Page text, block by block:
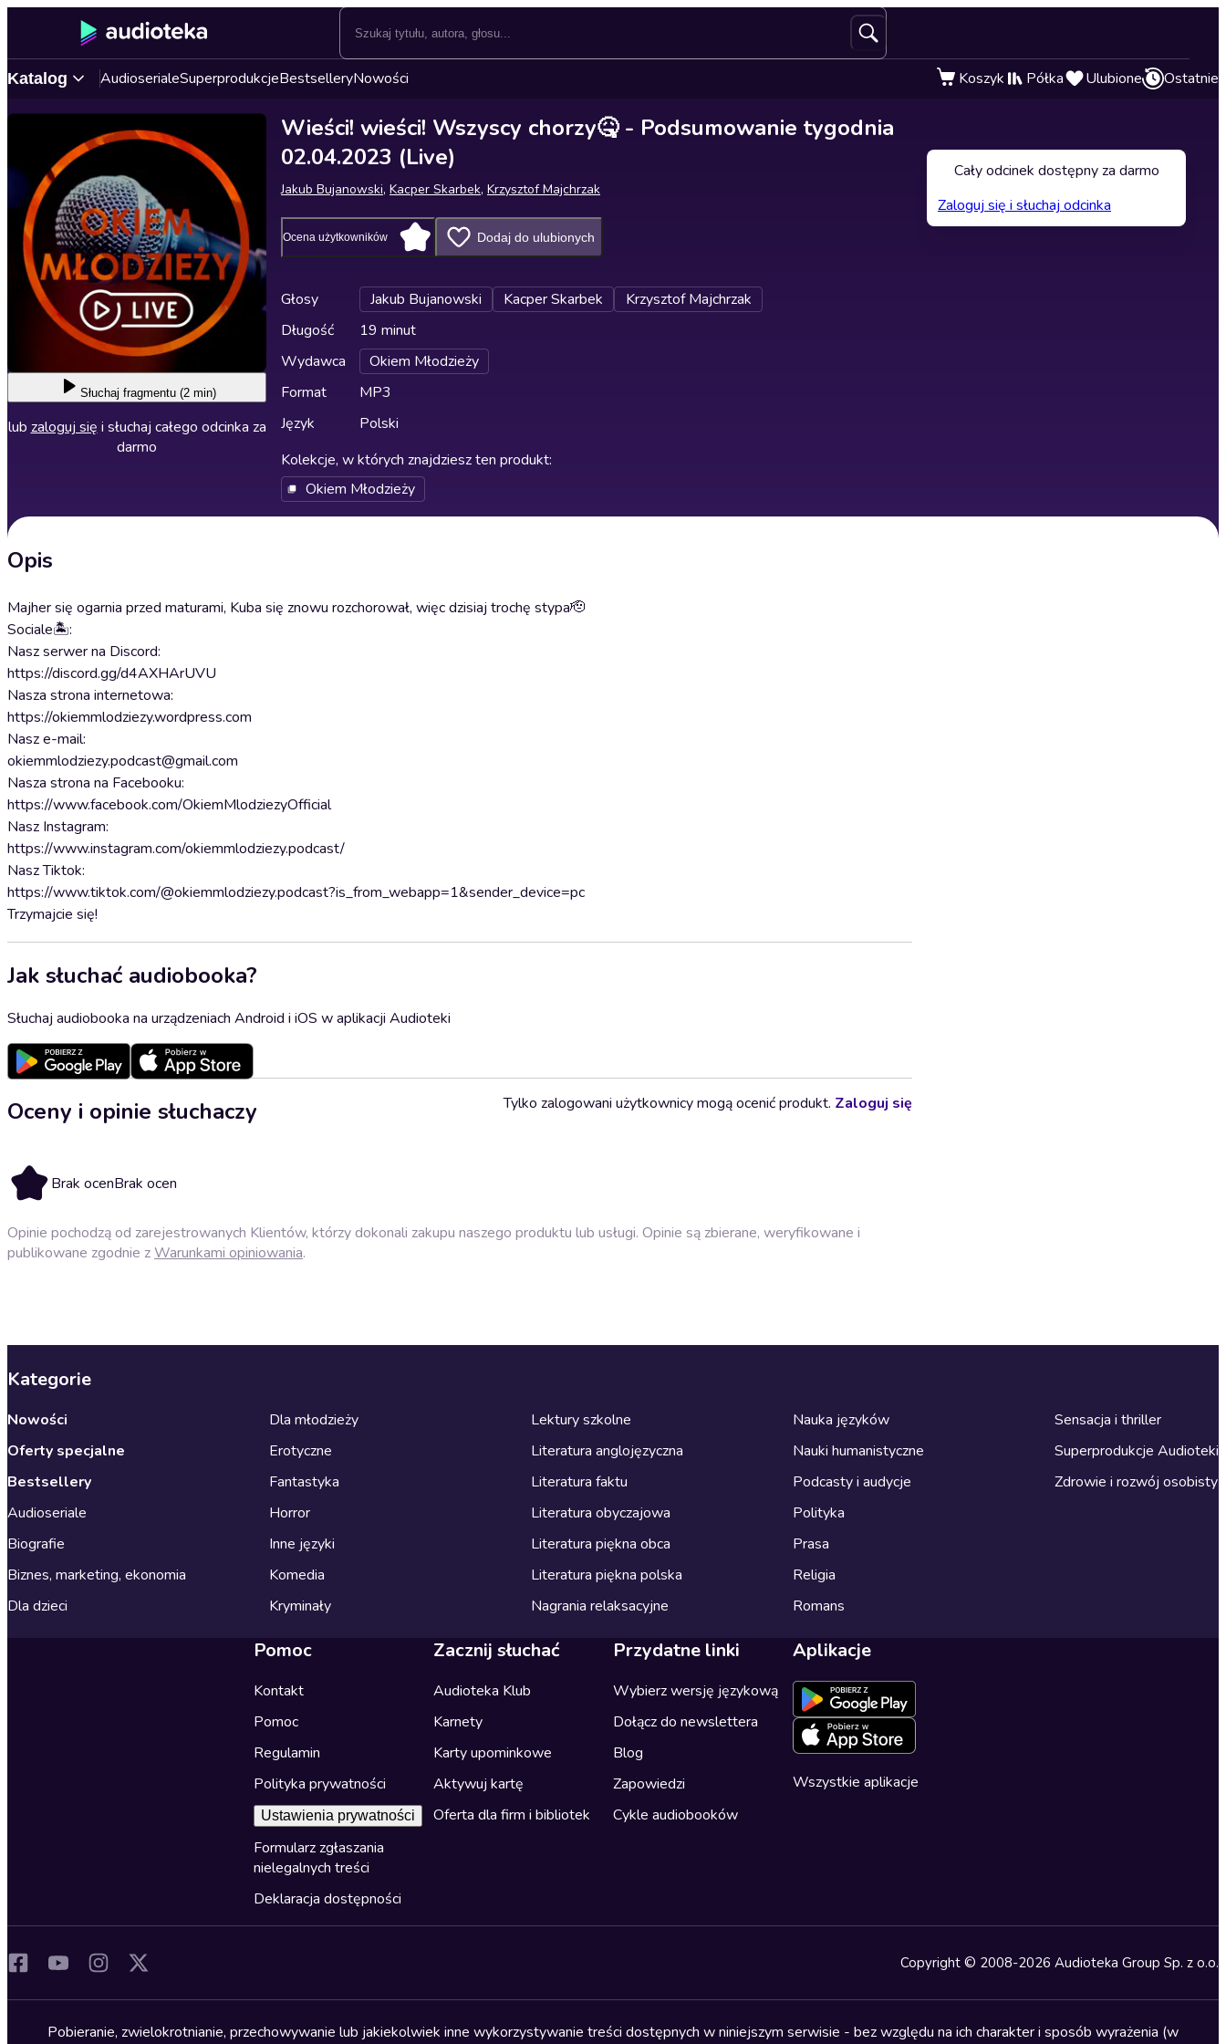
Katalog AudioserialeSuperprodukcjeBestselleryNowości Koszyk Półka Ulubione Ostatnie
Słuchaj fragmentu (2 min)
lub zaloguj się i słuchaj całego odcinka za
darmo
Wieści! wieści! Wszyscy chorzy🤒 - Podsumowanie tygodnia
02.04.2023 (Live)
Jakub Bujanowski, Kacper Skarbek, Krzysztof Majchrzak
Ocena użytkowników Dodaj do ulubionych
Głosy Jakub Bujanowski Kacper Skarbek
Krzysztof Majchrzak
Długość
19 minut
Wydawca
Okiem Młodzieży
Format
MP3
Język
Polski
Kolekcje, w których znajdziesz ten produkt:
Okiem Młodzieży
Opis
Majher się ogarnia przed maturami, Kuba się znowu rozchorował, więc dzisiaj trochę stypa🫡
Sociale🏝:
Nasz serwer na Discord:
https://discord.gg/d4AXHArUVU
Nasza strona internetowa:
https://okiemmlodziezy.wordpress.com
Nasz e-mail:
okiemmlodziezy.podcast@gmail.com
Nasza strona na Facebooku:
https://www.facebook.com/OkiemMlodziezyOfficial
Nasz Instagram:
https://www.instagram.com/okiemmlodziezy.podcast/
Nasz Tiktok:
https://www.tiktok.com/@okiemmlodziezy.podcast?is_from_webapp=1&sender_device=pc
Trzymajcie się!
Jak słuchać audiobooka?
Słuchaj audiobooka na urządzeniach Android i iOS w aplikacji Audioteki
Oceny i opinie słuchaczy
Brak ocenBrak ocen
Tylko zalogowani użytkownicy mogą ocenić produkt. Zaloguj się
Opinie pochodzą od zarejestrowanych Klientów, którzy dokonali zakupu naszego produktu lub usługi. Opinie są zbierane, weryfikowane i
publikowane zgodnie zWarunkami opiniowania.
Cały odcinek dostępny za darmo
Zaloguj się i słuchaj odcinka
Kategorie
Nowości
Oferty specjalne
Bestsellery
Audioseriale
Biografie
Biznes, marketing, ekonomia
Dla dzieci
Dla młodzieży
Erotyczne
Fantastyka
Horror
Inne języki
Komedia
Kryminały
Lektury szkolne
Literatura anglojęzyczna
Literatura faktu
Literatura obyczajowa
Literatura piękna obca
Literatura piękna polska
Nagrania relaksacyjne
Nauka języków
Nauki humanistyczne
Podcasty i audycje
Polityka
Prasa
Religia
Romans
Sensacja i thriller
Superprodukcje Audioteki
Zdrowie i rozwój osobisty
Pomoc
Kontakt
Pomoc
Regulamin
Polityka prywatności
Ustawienia prywatności
Formularz zgłaszania
nielegalnych treści
Deklaracja dostępności
Zacznij słuchać
Audioteka Klub
Karnety
Karty upominkowe
Aktywuj kartę
Oferta dla firm i bibliotek
Przydatne linki
Wybierz wersję językową
Dołącz do newslettera
Blog
Zapowiedzi
Cykle audiobooków
Aplikacje
Wszystkie aplikacje
Copyright © 2008-2026 Audioteka Group Sp. z o.o.
Pobieranie, zwielokrotnianie, przechowywanie lub jakiekolwiek inne wykorzystywanie treści dostępnych w niniejszym serwisie - bez względu na ich charakter i sposób wyrażenia (w